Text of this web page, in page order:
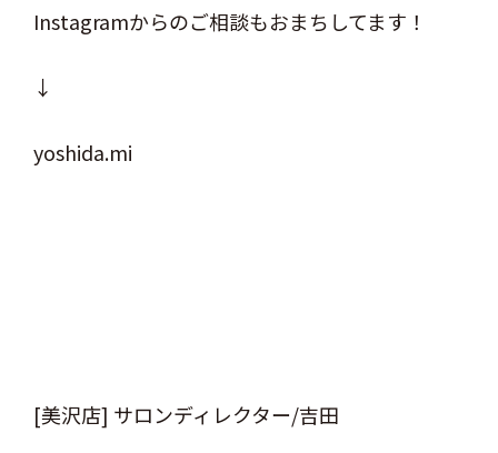
Instagramからのご相談もおまちしてます！
↓
yoshida.mi
[美沢店] サロンディレクター/吉田